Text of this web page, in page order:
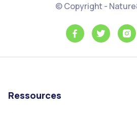
© Copyright -
  